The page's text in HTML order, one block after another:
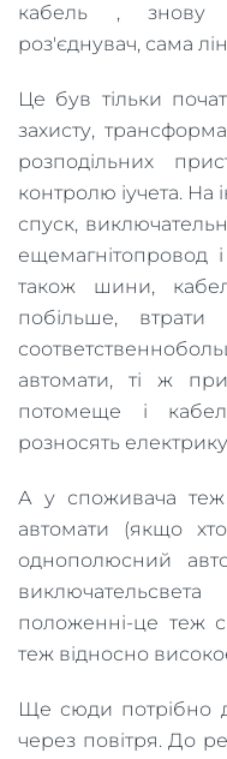
кабель , знову
роз'єднувач, сама
Це був тільки
захисту,
розподільних
контролю іучета. На
спуск,
ещемагнітопровод
також шини,
побільше, втрати
автомати, ті ж
потомеще і
розносять
А у споживача теж
автомати (якщо
однополюсний
положенні-це теж
теж відносно
Ще сюди потрібно
через повітря. До